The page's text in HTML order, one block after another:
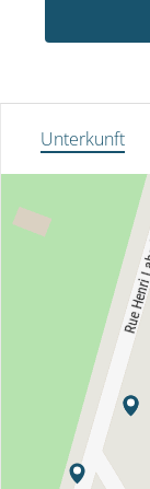
Unterkunft